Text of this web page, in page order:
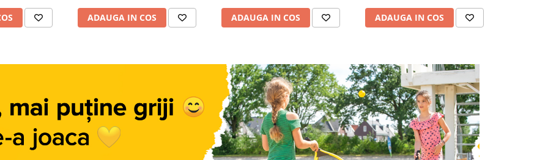
ADAUGA IN COS ADAUGA IN COS ADAUGA IN COS